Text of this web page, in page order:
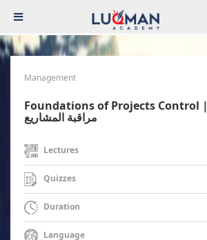
Management
Foundations of Projects Control | أسس ومهام
مراقبة المشاريع
Lectures
Quizzes
Duration
Language